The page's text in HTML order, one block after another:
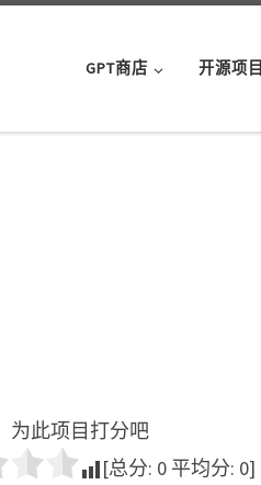
GPT商店 开源项目
为此项目打分吧
[总分: 0 平均分: 0]